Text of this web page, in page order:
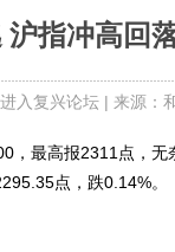
指冲高回
进入复兴论坛| 来源：
最高报2311点，无
点，跌0.14%。